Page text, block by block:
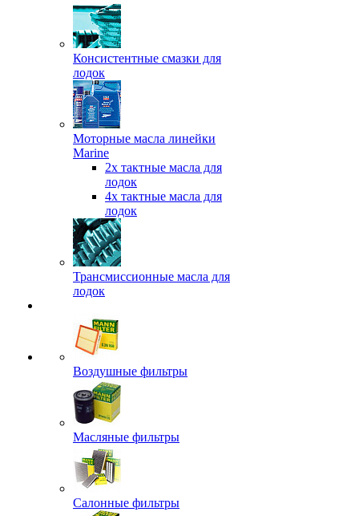
Консистентные смазки для
лодок
Моторные масла линейки
Marine
2х тактные масла для
лодок
4х тактные масла для
лодок
Трансмиссионные масла для
лодок
Воздушные фильтры
Масляные фильтры
Салонные фильтры